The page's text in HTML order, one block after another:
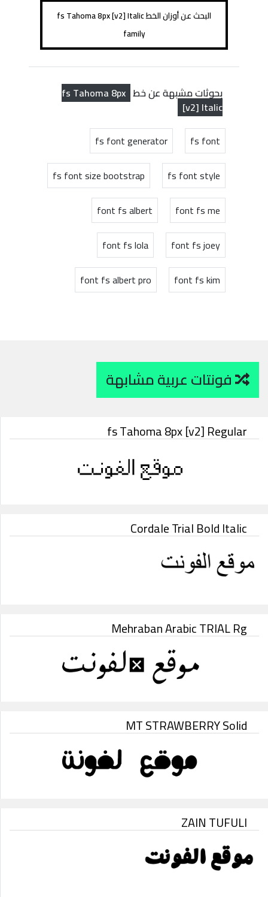
البحث عن أوزان الخط fs Tahoma 8px [v2] Italic
family
بحوثات مشبهة عن خط fs Tahoma 8px
[v2] Italic
fs font
fs font generator
fs font style
fs font size bootstrap
font fs me
font fs albert
font fs joey
font fs lola
font fs kim
font fs albert pro
fs Tahoma 8px [v2] Regular
Cordale Trial Bold Italic
Mehraban Arabic TRIAL Rg
MT STRAWBERRY Solid
ZAIN TUFULI